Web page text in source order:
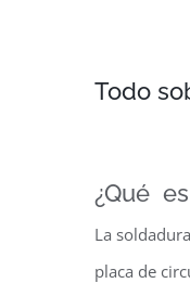
Todo
¿Qué
La
placa de